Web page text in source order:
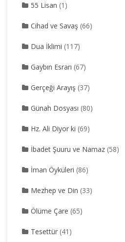
55 Lisan (1)
Cihad ve Savaş (66)
Dua İklimi (117)
Gaybın Esrarı (67)
Gerçeği Arayış (37)
Günah Dosyası (80)
Hz. Ali Diyor ki (69)
İbadet Şuuru ve Namaz (58)
İman Öyküleri (86)
Mezhep ve Din (33)
Ölüme Çare (65)
Tesettür (41)